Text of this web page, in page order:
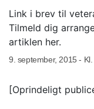
Link i brev til
Tilmeld dig
artiklen her.
9. september, 2015 -
[Oprindeligt